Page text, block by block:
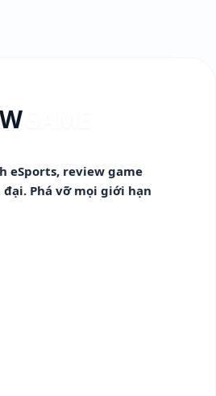
GAME
eSports, review game
Phá vỡ mọi giới hạn